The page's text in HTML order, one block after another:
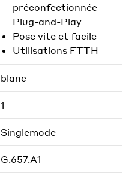
préconfectionnée
Plug-and-Play
Pose vite et facile
Utilisations FTTH
blanc
1
Singlemode
G.657.A1